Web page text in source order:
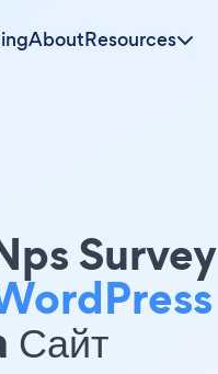
AboutResources
Survey